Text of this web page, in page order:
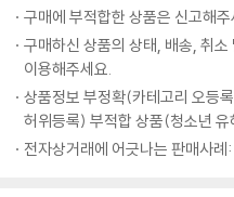
수픈데 오믈렛
치사의 사탑
행사의 완자님
채면차림
키스버거
은 물론이다.
요리 초보를 위한 정확한 조리 분량
방송을 본 후 아쉬운 것은 정확한
끝난 뒤 셰프들은 ‘제가 거기에 설
을 정도로 15분이라는 짧은 시간에
구매에 부적합한 상품은 신고해주
구매하신 상품의 상태, 배송, 취
이용해주세요.
상품정보 부정확(카테고리 오등
허위등록) 부적합 상품(청소년
전자상거래에 어긋나는 판매사례